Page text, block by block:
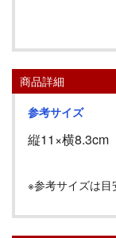
商品詳細
参考サイズ
縦11 ×横8.3cm
※参考サイズは目